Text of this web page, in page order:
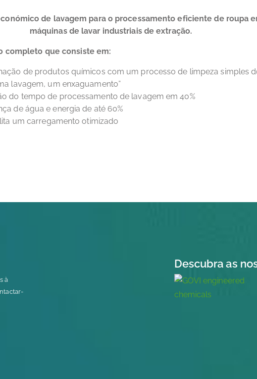
de lavagem para o processamento eficiente de roupa
máquinas de lavar industriais de extração.
completo que consiste em:
de produtos químicos com um processo de limpeza simples
lavagem, um enxaguamento”
do tempo de processamento de lavagem em 40%
de água e energia de até 60%
um carregamento otimizado
à
Descubra as